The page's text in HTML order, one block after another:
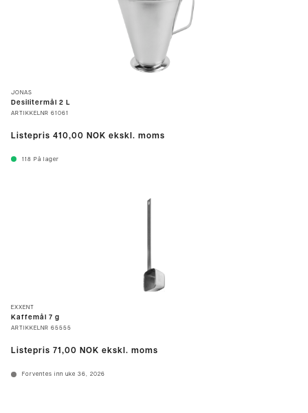
JONAS
Desilitermål 2 L
ARTIKKELNR 61061
Listepris 410,00 NOK ekskl. moms
118 På lager
EXXENT
Kaffemål 7 g
ARTIKKELNR 65555
Listepris 71,00 NOK ekskl. moms
Forventes inn uke 36, 2026